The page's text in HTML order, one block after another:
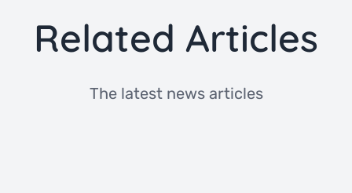
Related Articles
The latest news articles